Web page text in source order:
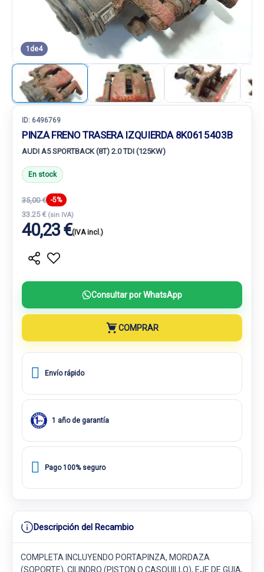
1 de4
ID: 6496769
PINZA FRENO TRASERA IZQUIERDA 8K0615403B
AUDI A5 SPORTBACK (8T) 2.0 TDI (125KW)
En stock
35,00 € -5%
33.25 € (sin IVA)
40,23 €(IVA incl.)
Consultar por WhatsApp
COMPRAR
Envío rápido
1 año de garantía
Pago 100% seguro
Descripción del Recambio
COMPLETA INCLUYENDO PORTAPINZA, MORDAZA
(SOPORTE), CILINDRO (PISTON O CASQUILLO), EJE DE GUIA,